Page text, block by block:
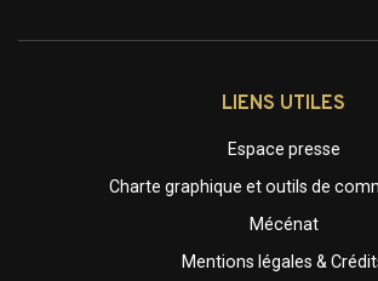
LIENS UTILES
Espace presse
Charte graphique et outils de
Mécénat
Mentions légales &